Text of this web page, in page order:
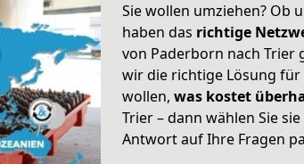
Sie wollen umziehen? Ob
haben das richtige
von Paderborn nach Trier
wir die richtige Lösung für
wollen, was kostet
Trier – dann wählen Sie
Antwort auf Ihre Fragen